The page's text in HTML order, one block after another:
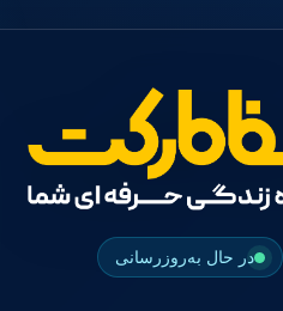
در حال به‌روزرسانی